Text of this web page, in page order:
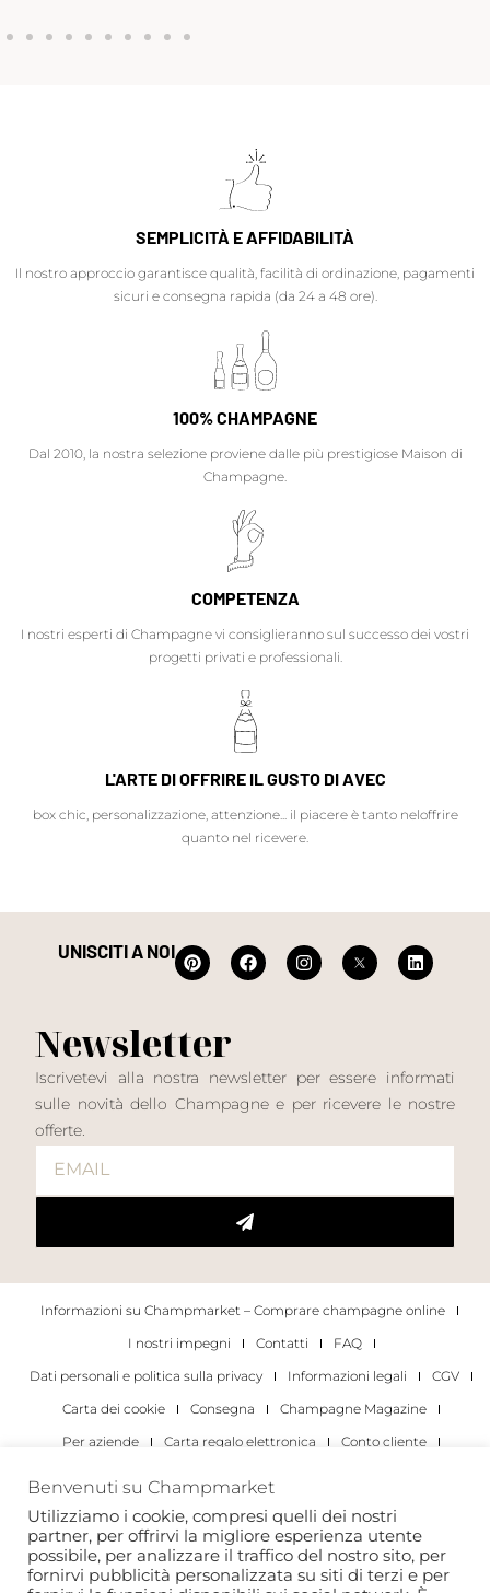
SEMPLICITÀ E AFFIDABILITÀ
Il nostro approccio garantisce qualità, facilità di ordinazione, pagamenti
sicuri e consegna rapida (da 24 a 48 ore).
100% CHAMPAGNE
Dal 2010, la nostra selezione proviene dalle più prestigiose Maison di
Champagne.
COMPETENZA
I nostri esperti di Champagne vi consiglieranno sul successo dei vostri
progetti privati e professionali.
L'ARTE DI OFFRIRE IL GUSTO DI AVEC
box chic, personalizzazione, attenzione... il piacere è tanto neloffrire
quanto nel ricevere.
UNISCITI A NOI
Newsletter
Iscrivetevi alla nostra newsletter per essere informati
sulle novità dello Champagne e per ricevere le nostre
offerte.
Informazioni su Champmarket – Comprare champagne online
I nostri impegni
Contatti
FAQ
Dati personali e politica sulla privacy
Informazioni legali
CGV
Carta dei cookie
Consegna
Champagne Magazine
Per aziende
Carta regalo elettronica
Conto cliente
Per gli individui
Per le aziende
Copyright 2022 © tutti i diritti riservati. Champmarket.
Benvenuti su Champmarket
Utilizziamo i cookie, compresi quelli dei nostri
partner, per offrirvi la migliore esperienza utente
possibile, per analizzare il traffico del nostro sito, per
fornirvi pubblicità personalizzata su siti di terzi e per